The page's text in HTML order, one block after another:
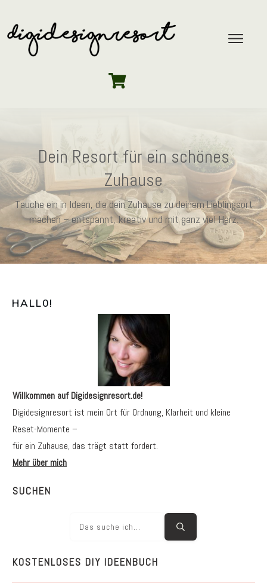
Dein Resort für ein schönes
Zuhause
Tauche ein in Ideen, die dein Zuhause zu deinem Lieblingsort
machen – entspannt, kreativ und mit ganz viel Herz.
HALL0!
Willkommen auf Digidesignresort.de!
Digidesignresort ist mein Ort für Ordnung, Klarheit und kleine
Reset-Momente –
für ein Zuhause, das trägt statt fordert.
Mehr über mich
SUCHEN
KOSTENLOSES DIY IDEENBUCH